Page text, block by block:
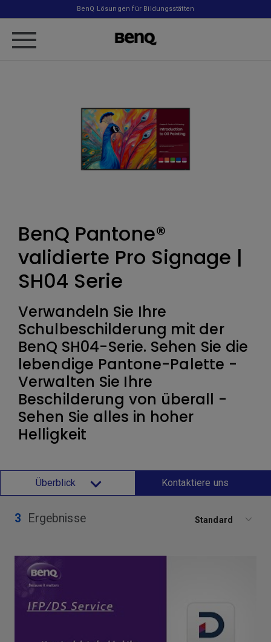
BenQ Lösungen für Bildungsstätten
BenQ Pantone®
validierte Pro Signage |
SH04 Serie
Verwandeln Sie Ihre
Schulbeschilderung mit der
BenQ SH04-Serie. Sehen Sie die
lebendige Pantone-Palette -
Verwalten Sie Ihre
Beschilderung von überall -
Sehen Sie alles in hoher
Helligkeit
Überblick Kontaktiere uns
3 Ergebnisse Standard